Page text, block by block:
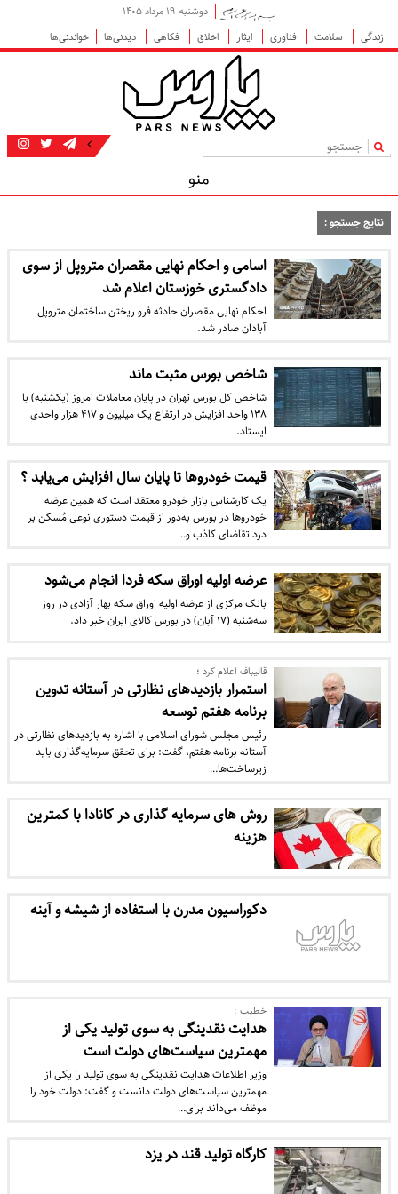
دوشنبه ۱۹ مرداد ۱۴۰۵
زندگی
سلامت فناوری ایثار اخلاق فکاهی دیدنی‌ها خواندنی‌ها
|
منو
نتایج جستجو :
اسامی و احکام نهایی مقصران متروپل از سوی
دادگستری خوزستان اعلام شد
احکام نهایی مقصران حادثه فرو ریختن ساختمان متروپل
آبادان صادر شد.
شاخص بورس مثبت ماند
شاخص کل بورس تهران در پایان معاملات امروز (یکشنبه) با
۱۳۸ واحد افزایش در ارتفاع یک میلیون و ۴١٧ هزار واحدی
ایستاد.
قیمت خودروها تا پایان سال افزایش می‌یابد ؟
یک کارشناس بازار خودرو معتقد است که همین عرضه
خودروها در بورس به‌دور از قیمت دستوری نوعی مُسکن بر
درد تقاضای کاذب و…
عرضه اولیه اوراق سکه فردا انجام می‌شود
بانک مرکزی از عرضه اولیه اوراق سکه بهار آزادی در روز
سه‌شنبه (۱۷ آبان) در بورس کالای ایران خبر داد.
قالیباف اعلام کرد ؛
استمرار بازدیدهای نظارتی در آستانه تدوین
برنامه هفتم توسعه
رئیس مجلس شورای اسلامی با اشاره به بازدیدهای نظارتی در
آستانه برنامه هفتم، گفت: برای تحقق سرمایه‌گذاری باید
زیرساخت‌ها…
روش های سرمایه گذاری در کانادا با کمترین
هزینه
دکوراسیون مدرن با استفاده از شیشه و آینه
خطیب :
هدایت نقدینگی به سوی تولید یکی از
مهمترین سیاست‌های دولت است
وزیر اطلاعات هدایت نقدینگی به سوی تولید را یکی از
مهمترین سیاست‌های دولت دانست و گفت: دولت خود را
موظف می‌داند برای…
کارگاه تولید قند در یزد